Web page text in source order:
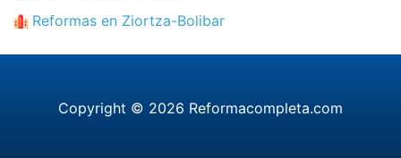
Reformas en Ziortza-Bolibar
Copyright © 2026 Reformacompleta.com